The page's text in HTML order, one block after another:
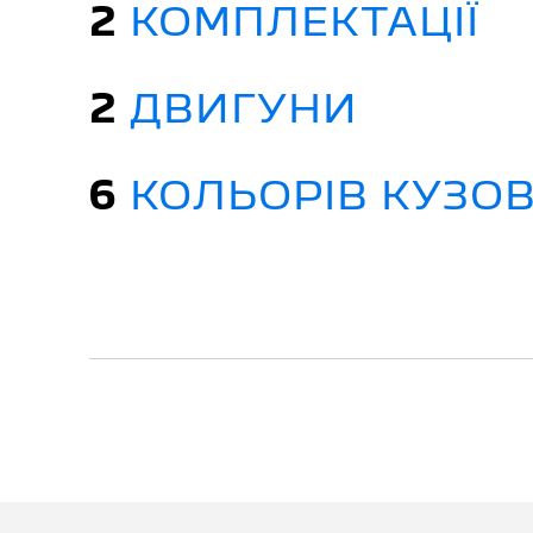
2 КОМПЛЕКТАЦІЇ
2 ДВИГУНИ
6 КОЛЬОРІВ